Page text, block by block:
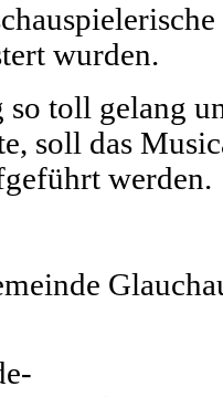
wurden.
toll gelang
soll das
werden.